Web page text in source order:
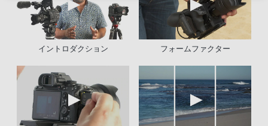
イントロダクション フォームファクター